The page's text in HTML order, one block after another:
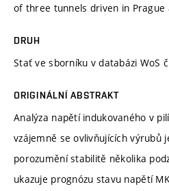
of three tunnels driven in Prague
DRUH
Stať ve sborníku v databázi WoS
ORIGINÁLNÍ ABSTRAKT
Analýza napětí indukovaného v
vzájemně se ovlivňujících výrubů
porozumění stabilitě několika
ukazuje prognózu stavu napětí